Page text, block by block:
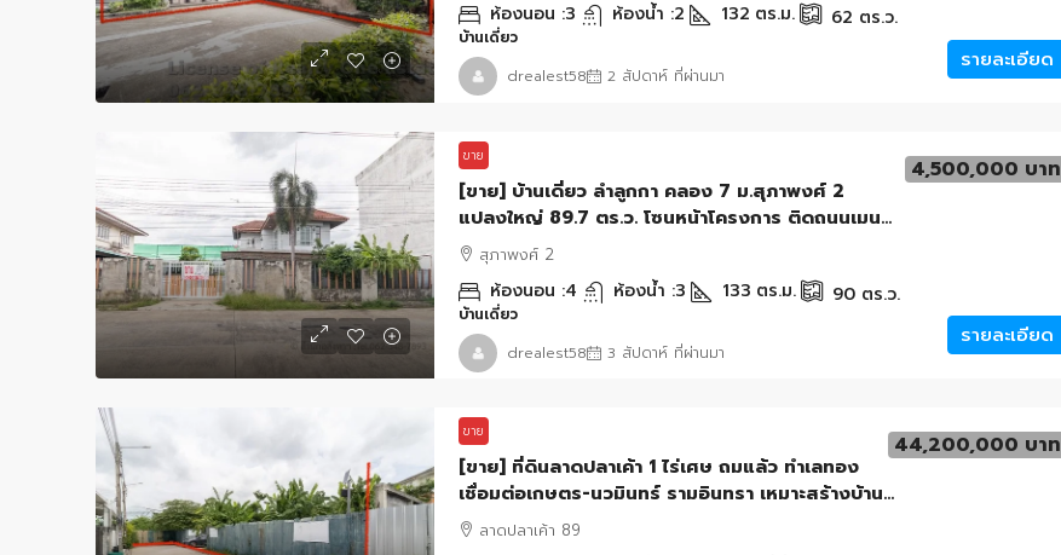
ห้องนอน :3 ห้องน้ำ :2 132 ตร.ม. 62 ตร.ว.
บ้านเดี่ยว
รายละเอียด
drealest58 2 สัปดาห์ ที่ผ่านมา
ขาย
[ขาย] บ้านเดี่ยว ลำลูกกา คลอง 7 ม.สุภาพงศ์ 2
แปลงใหญ่ 89.7 ตร.ว. โซนหน้าโครงการ ติดถนนเมน
เหมาะรีโนเวท
4,500,000 บาท
สุภาพงศ์ 2
ห้องนอน :4 ห้องน้ำ :3 133 ตร.ม. 90 ตร.ว.
บ้านเดี่ยว
รายละเอียด
drealest58 3 สัปดาห์ ที่ผ่านมา
ขาย
[ขาย] ที่ดินลาดปลาเค้า 1 ไร่เศษ ถมแล้ว ทำเลทอง
เชื่อมต่อเกษตร-นวมินทร์ รามอินทรา เหมาะสร้างบ้าน-
ออฟฟิศ
44,200,000 บาท
ลาดปลาเค้า 89